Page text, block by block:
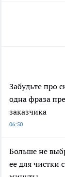
Забудьте про
одна фраза
заказчика
06:50
Больше не
ее для чистки